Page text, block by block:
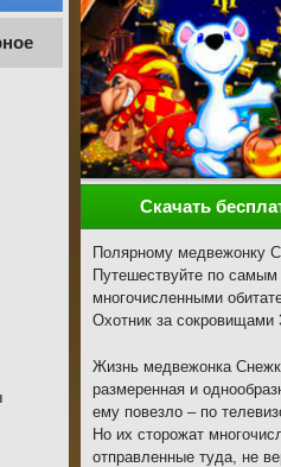
Скачать
Полярному медвежонку
Путешествуйте по
многочисленными
Охотник за сокровищами
Жизнь медвежонка
размеренная и
ему повезло – по
Но их сторожат
отправленные туда, не